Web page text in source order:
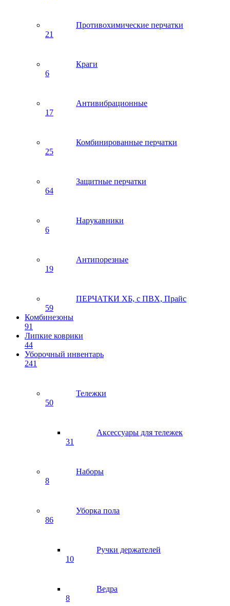
Противохимические перчатки
21
Краги
6
Антивибрационные
17
Комбинированные перчатки
25
Защитные перчатки
64
Нарукавники
6
Антипорезные
19
ПЕРЧАТКИ ХБ, с ПВХ, Прайс
59
Комбинезоны
91
Липкие коврики
44
Уборочный инвентарь
241
Тележки
50
Аксессуары для тележек
31
Наборы
8
Уборка пола
86
Ручки держателей
10
Ведра
8